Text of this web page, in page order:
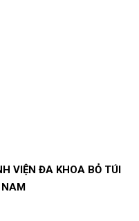
VIỆN ĐA KHOA BỎ TÚI